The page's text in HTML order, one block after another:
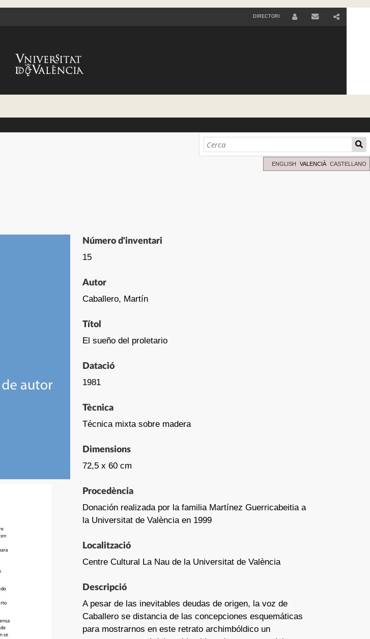
DIRECTORI
ENGLISH VALENCIÀ CASTELLANO
Número d'inventari
15
Autor
Caballero, Martín
Títol
El sueño del proletario
Datació
1981
Tècnica
Técnica mixta sobre madera
Dimensions
72,5 x 60 cm
Procedència
Donación realizada por la familia Martínez Guerricabeitia a
la Universitat de València en 1999
Localització
Centre Cultural La Nau de la Universitat de València
Descripció
A pesar de las inevitables deudas de origen, la voz de
Caballero se distancia de las concepciones esquemáticas
para mostrarnos en este retrato archimbóldico un